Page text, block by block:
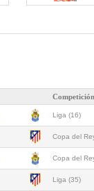
Competición
Liga (16)
Copa del
Copa del
Liga (35)